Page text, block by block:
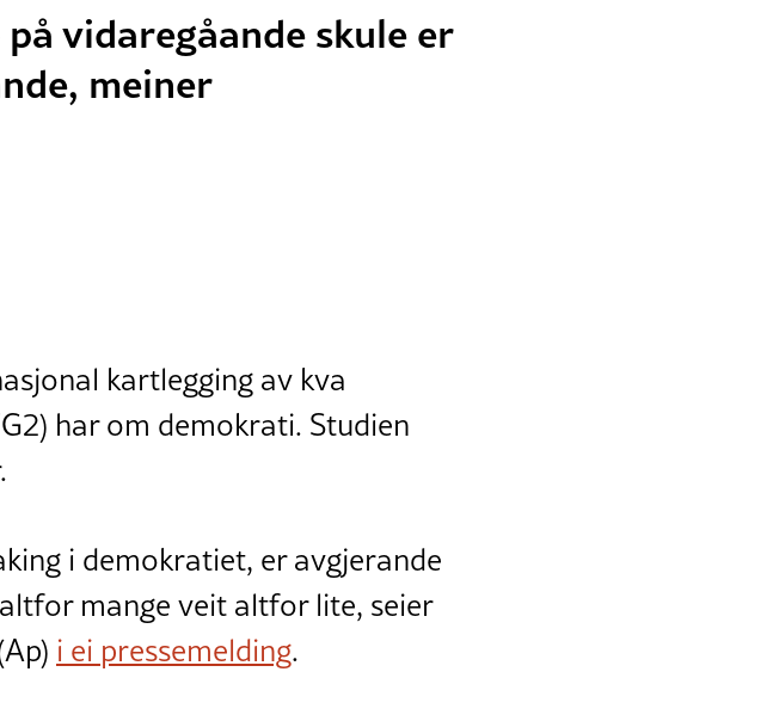
vidaregåande skule er
meiner
kartlegging av kva
har om demokrati. Studien
i demokratiet, er avgjerande
mange veit altfor lite, seier
i ei pressemelding.